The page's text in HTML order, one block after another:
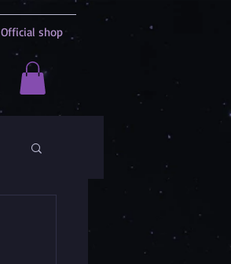
Official shop